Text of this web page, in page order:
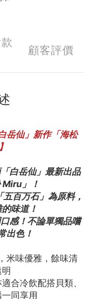
顧客評價
岳仙」新作「海松
白岳仙」最新出品
Miru」！
百万石」為原料，
味道！
感！不論單獨品嚐
出色！
米味優雅，餘味清
合冷飲配搭貝類、
同享用